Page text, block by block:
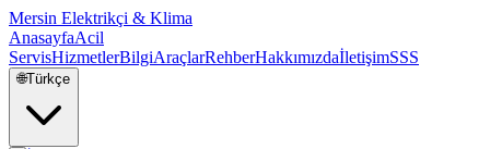
Mersin Elektrikçi & Klima
AnasayfaAcil
ServisHizmetlerBilgiAraçlarRehberHakkımızdaİletişimSSS
🌐Türkçe